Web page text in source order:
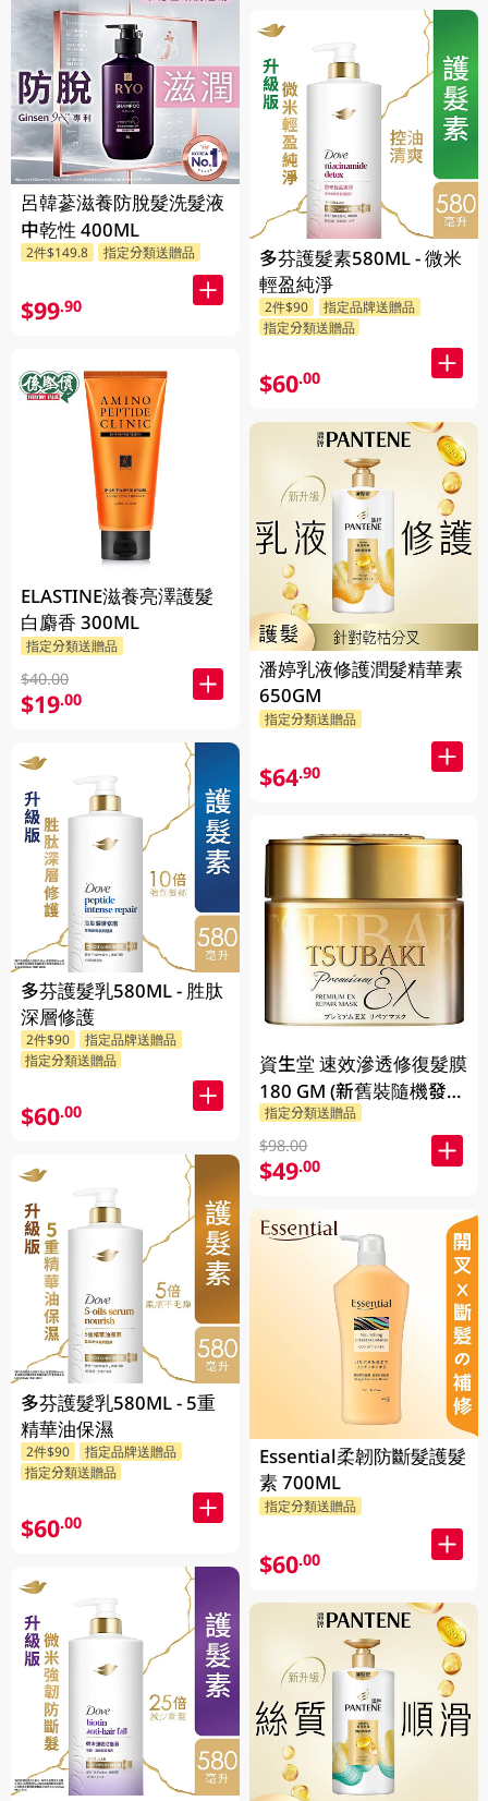
呂韓蔘滋養防脫髮洗髮液
中乾性 400ML
2件$149.8 指定分類送贈品
$99.90
ELASTINE滋養亮澤護髮
白麝香 300ML
指定分類送贈品
$40.00
$19.00
多芬護髮乳580ML - 胜肽
深層修護
2件$90
指定品牌送贈品
指定分類送贈品
$60.00
多芬護髮乳580ML - 5重
精華油保濕
2件$90
指定品牌送贈品
指定分類送贈品
$60.00
多芬護髮素580ML - 微米
輕盈純淨
2件$90
指定品牌送贈品
指定分類送贈品
$60.00
潘婷乳液修護潤髮精華素
650GM
指定分類送贈品
$64.90
資生堂 速效滲透修復髮膜
180 GM (新舊裝隨機發
貨)
指定分類送贈品
$98.00
$49.00
Essential柔韌防斷髮護髮
素 700ML
指定分類送贈品
$60.00